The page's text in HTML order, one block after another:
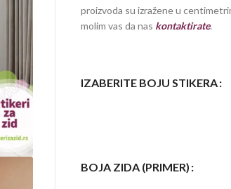
proizvoda su izražene u
molim vas da nas kontaktirate.
IZABERITE BOJU STIKERA
BOJA ZIDA (PRIMER)